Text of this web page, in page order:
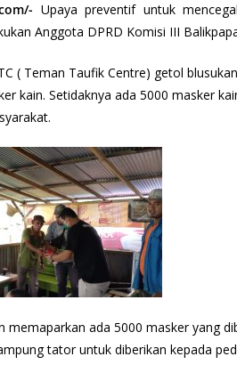
Upaya preventif untuk
Anggota DPRD Komisi III
( Teman Taufik Centre) getol
kain. Setidaknya ada 5000 masker
memaparkan ada 5000 masker yang
tator untuk diberikan kepada